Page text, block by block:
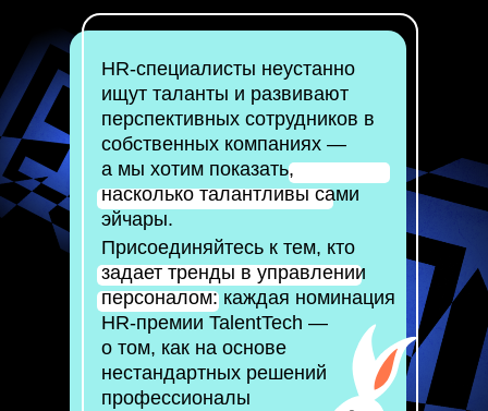
HR-специалисты неустанно
ищут таланты и развивают
перспективных сотрудников в
собственных компаниях —
а мы хотим показать,
насколько талантливы сами
эйчары.
Присоединяйтесь к тем, кто
задает тренды в управлении
персоналом: каждая номинация
HR-премии TalentTech —
о том, как на основе
нестандартных решений
профессионалы